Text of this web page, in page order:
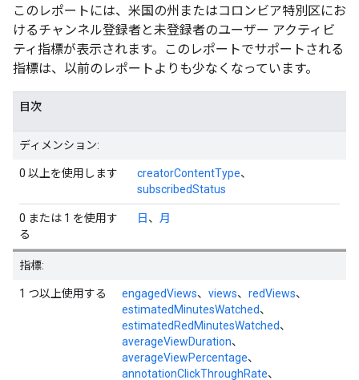
このレポートには、米国の州またはコロンビア特別区にお
けるチャンネル登録者と未登録者のユーザー アクティビ
ティ指標が表示されます。このレポートでサポートされる
指標は、以前のレポートよりも少なくなっています。
目次
ディメンション:
0 以上を使用します creatorContentType、
subscribedStatus
0 または 1 を使用す
る
日 、 月
指標:
1 つ以上使用する engagedViews、 views、 redViews、
estimatedMinutesWatched、
estimatedRedMinutesWatched、
averageViewDuration、
averageViewPercentage、
annotationClickThroughRate、